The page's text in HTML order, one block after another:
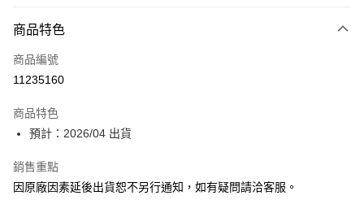
信用卡一次付款
超商取貨付款
大哥付你分期
【大哥付你分期使用說明】
1.本服務由台灣大哥大提供，台灣大哥大用戶可立即使用無須另外申請。
ATM付款
商品特色
商品編號
11235160
商品特色
預計：2026/04 出貨
銷售重點
因原廠因素延後出貨恕不另行通知，如有疑問請洽客服。